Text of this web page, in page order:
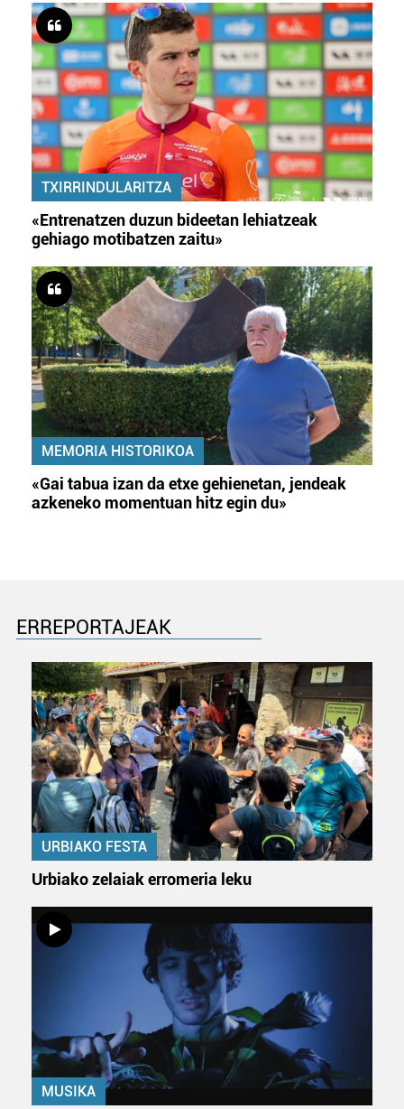
TXIRRINDULARITZA
«Entrenatzen duzun bideetan lehiatzeak
gehiago motibatzen zaitu»
MEMORIA HISTORIKOA
«Gai tabua izan da etxe gehienetan, jendeak
azkeneko momentuan hitz egin du»
ERREPORTAJEAK
URBIAKO FESTA
Urbiako zelaiak erromeria leku
MUSIKA